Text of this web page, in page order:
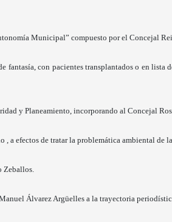
Municipal” compuesto por el Concejal
con pacientes transplantados o en lista
y Planeamiento, incorporando al Concejal
a efectos de tratar la problemática ambiental de
Zeballos.
Álvarez Argüelles a la trayectoria